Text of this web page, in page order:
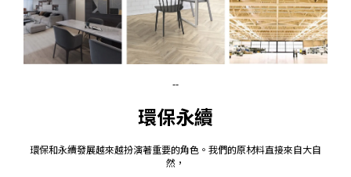
--
環保永續
環保和永續發展越來越扮演著重要的角色。我們的原材料直接來自大自
然，